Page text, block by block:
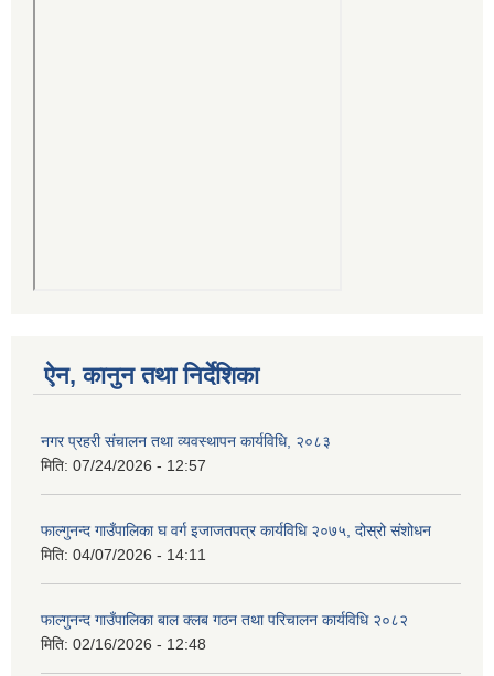
ऐन, कानुन तथा निर्देशिका
नगर प्रहरी संचालन तथा व्यवस्थापन कार्यविधि, २०८३
मिति: 07/24/2026 - 12:57
फाल्गुनन्द गाउँपालिका घ वर्ग इजाजतपत्र कार्यविधि २०७५, दोस्रो संशोधन
मिति: 04/07/2026 - 14:11
फाल्गुनन्द गाउँपालिका बाल क्लब गठन तथा परिचालन कार्यविधि २०८२
मिति: 02/16/2026 - 12:48